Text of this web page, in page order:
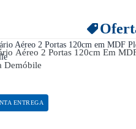
Aéreo 2 Portas 120cm Em
Demóbile
ENTREGA